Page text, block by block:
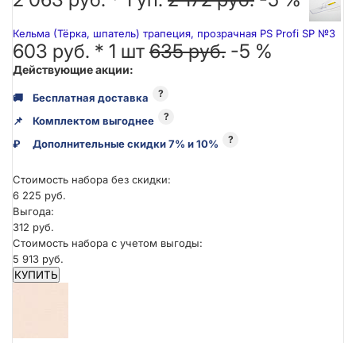
Кельма (Тёрка, шпатель) трапеция, прозрачная PS Profi SP №3
603 руб. * 1 шт 635 руб. -5 %
Действующие акции:
🚚 Бесплатная доставка ?
📌 Комплектом выгоднее ?
₽ Дополнительные скидки 7% и 10% ?
Стоимость набора без скидки:
6 225 руб.
Выгода:
312 руб.
Стоимость набора с учетом выгоды:
5 913 руб.
КУПИТЬ